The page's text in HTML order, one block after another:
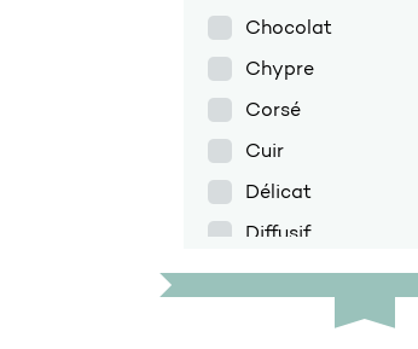
Chocolat
Chypre
Corsé
Cuir
Délicat
Diffusif
Discret